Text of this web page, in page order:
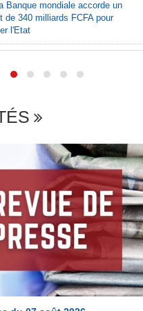
Banque mondiale accorde un
de 340 milliards FCFA pour
l'Etat